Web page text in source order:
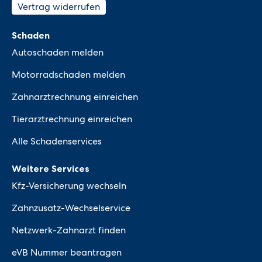
Vertrag widerrufen
Schaden
Autoschaden melden
Motorradschaden melden
Zahnarztrechnung einreichen
Tierarztrechnung einreichen
Alle Schadenservices
Weitere Services
Kfz-Versicherung wechseln
Zahnzusatz-Wechselservice
Netzwerk-Zahnarzt finden
eVB Nummer beantragen